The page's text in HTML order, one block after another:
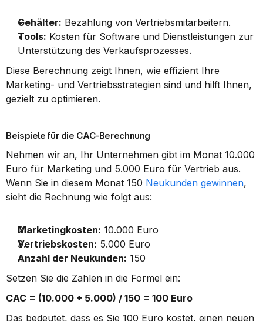
Gehälter: Bezahlung von Vertriebsmitarbeitern.
Tools: Kosten für Software und Dienstleistungen zur
Unterstützung des Verkaufsprozesses.
Diese Berechnung zeigt Ihnen, wie effizient Ihre
Marketing- und Vertriebsstrategien sind und hilft Ihnen,
gezielt zu optimieren.
Beispiele für die CAC-Berechnung
Nehmen wir an, Ihr Unternehmen gibt im Monat 10.000
Euro für Marketing und 5.000 Euro für Vertrieb aus.
Wenn Sie in diesem Monat 150 Neukunden gewinnen,
sieht die Rechnung wie folgt aus:
Marketingkosten: 10.000 Euro
Vertriebskosten: 5.000 Euro
Anzahl der Neukunden: 150
Setzen Sie die Zahlen in die Formel ein:
CAC = (10.000 + 5.000) / 150 = 100 Euro
Das bedeutet, dass es Sie 100 Euro kostet, einen neuen